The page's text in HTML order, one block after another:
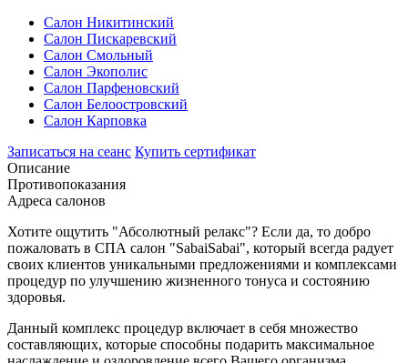
Салон Никитинский
Салон Пискаревский
Салон Смольный
Салон Экополис
Салон Парфеновский
Салон Белоостровский
Салон Карповка
Записаться на сеанс Купить сертификат
Описание
Противопоказания
Адреса салонов
Хотите ощутить "Абсолютный релакс"? Если да, то добро
пожаловать в СПА салон "SabaiSabai", который всегда радует
своих клиентов уникальными предложениями и комплексами
процедур по улучшению жизненного тонуса и состоянию
здоровья.
Данный комплекс процедур включает в себя множество
составляющих, которые способны подарить максимальное